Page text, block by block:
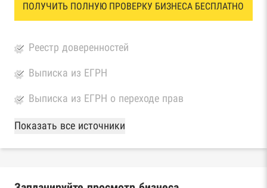
ПОЛУЧИТЬ ПОЛНУЮ ПРОВЕРКУ БИЗНЕСА БЕСПЛАТНО
Реестр доверенностей
Выписка из ЕГРН
Выписка из ЕГРН о переходе прав
База Росстата
Реестры ЕГРЮЛ и ЕГРИП Федеральной
Показать все источники